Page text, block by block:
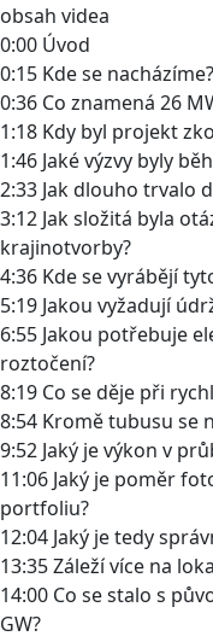
obsah videa
0:00 Úvod
0:15 Kde se nacházíme?
0:36 Co znamená 26
1:18 Kdy byl projekt
1:46 Jaké výzvy byly
2:33 Jak dlouho trvalo
3:12 Jak složitá byla
krajinotvorby?
4:36 Kde se vyrábějí
5:19 Jakou vyžadují
6:55 Jakou potřebuje
roztočení?
8:19 Co se děje při
8:54 Kromě tubusu se
9:52 Jaký je výkon v
11:06 Jaký je poměr
portfoliu?
12:04 Jaký je tedy
13:35 Záleží více na
14:00 Co se stalo s
GW?